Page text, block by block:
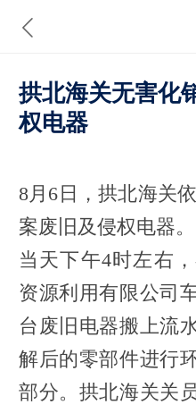
拱北海关无害化
权电器
8月6日，拱北海关
案废旧及侵权电器。
当天下午4时左右
资源利用有限公司
台废旧电器搬上流
解后的零部件进行
部分。拱北海关关